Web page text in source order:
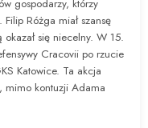
gospodarzy, którzy
Różga miał szansę
się niecelny. W 15.
Cracovii po rzucie
Katowice. Ta akcja
mimo kontuzji Adama